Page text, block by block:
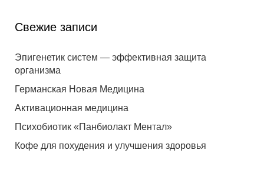
Свежие записи
Эпигенетик систем — эффективная защита
организма
Германская Новая Медицина
Активационная медицина
Психобиотик «Панбиолакт Ментал»
Кофе для похудения и улучшения здоровья